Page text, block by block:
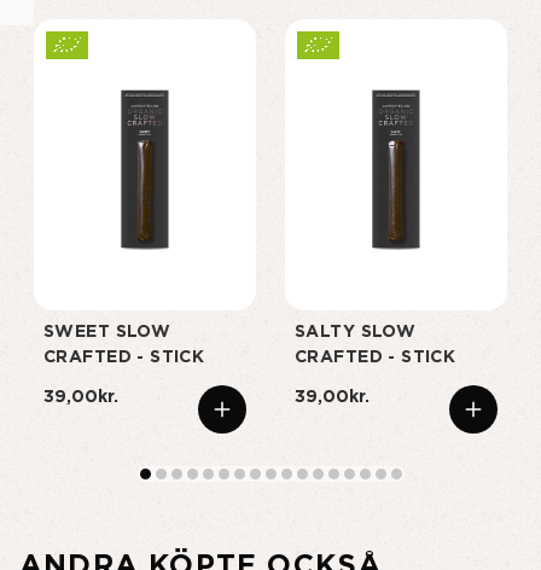
SWEET SLOW
CRAFTED - STICK
39,00kr.
SALTY SLOW
CRAFTED - STICK
39,00kr.